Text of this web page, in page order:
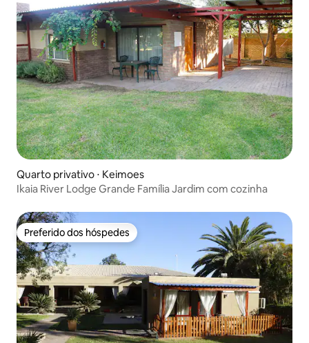
Quarto privativo ⋅ Keimoes
Ikaia River Lodge Grande Família Jardim com cozinha
Preferido dos hóspedes
Preferido dos hóspedes